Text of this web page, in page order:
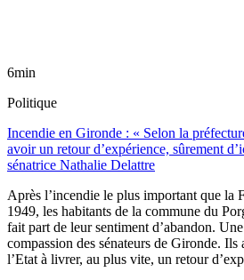
6min
Politique
Incendie en Gironde : « Selon la
avoir un retour d’expérience, sûrement
sénatrice Nathalie Delattre
Après l’incendie le plus important que la
1949, les habitants de la commune du
fait part de leur sentiment d’abandon.
compassion des sénateurs de Gironde. Ils
l’Etat à livrer, au plus vite, un retour